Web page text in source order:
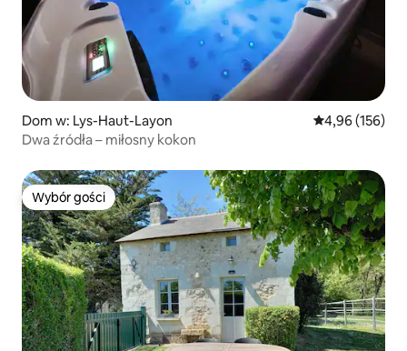
Dom w: Lys-Haut-Layon Średnia
4,96 (156)
Dwa źródła – miłosny kokon
Wybór gości
Wybór gości